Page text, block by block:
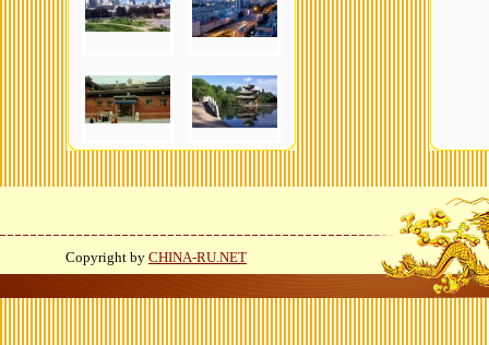
Copyright by CHINA-RU.NET